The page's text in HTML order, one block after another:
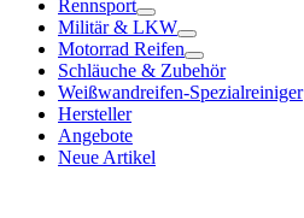
Rennsport
Militär & LKW
Motorrad Reifen
Schläuche & Zubehör
Weißwandreifen-Spezialreiniger
Hersteller
Angebote
Neue Artikel